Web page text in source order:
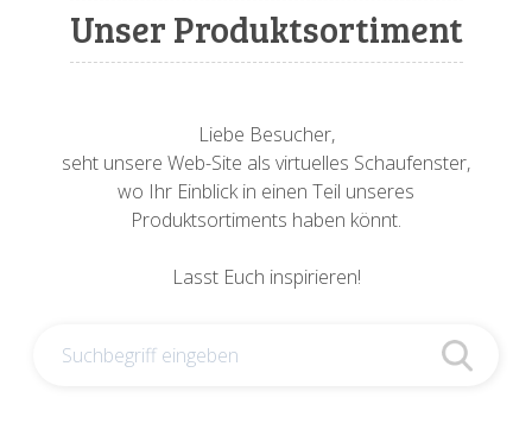
Unser Produktsortiment
Liebe Besucher,
seht unsere Web-Site als virtuelles Schaufenster,
wo Ihr Einblick in einen Teil unseres
Produktsortiments haben könnt.
Lasst Euch inspirieren!
Sonnenuhren
Spardosen
Vögel
Vogeltränken
Verschiedene
Wandschalen
Sockel + Säulen
Tierfiguren
Meeresbewohner
Schildkröten
Schweine + Wildschweine
Verschiedene
Zwiebel- + Knoblauchtöpfe